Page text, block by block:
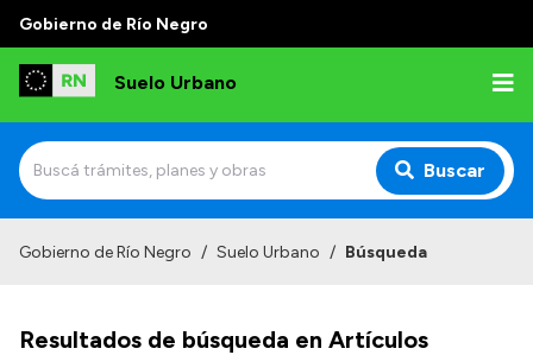
Gobierno de Río Negro
Suelo Urbano
Buscar
Gobierno de Río Negro / Suelo Urbano / Búsqueda
Resultados de búsqueda en Artículos